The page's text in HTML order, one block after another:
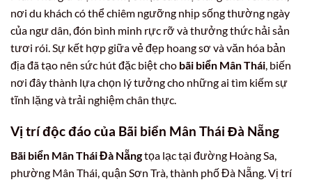
nơi du khách có thể chiêm ngưỡng nhịp sống thường ngày
của ngư dân, đón bình minh rực rỡ và thưởng thức hải sản
tươi rói. Sự kết hợp giữa vẻ đẹp hoang sơ và văn hóa bản
địa đã tạo nên sức hút đặc biệt cho bãi biển Mân Thái, biến
nơi đây thành lựa chọn lý tưởng cho những ai tìm kiếm sự
tĩnh lặng và trải nghiệm chân thực.
Vị trí độc đáo của Bãi biển Mân Thái Đà Nẵng
Bãi biển Mân Thái Đà Nẵngtọa lạc tại đường Hoàng Sa,
phường Mân Thái, quận Sơn Trà, thành phố Đà Nẵng. Vị trí